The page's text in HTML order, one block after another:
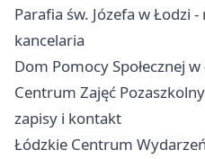
Parafia św. Józefa w Łodzi
kancelaria
Dom Pomocy Społecznej
Centrum Zajęć
zapisy i kontakt
Łódzkie Centrum